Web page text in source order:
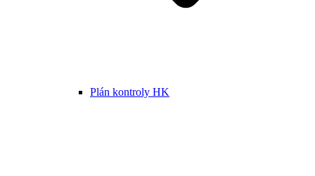
Plán kontroly HK